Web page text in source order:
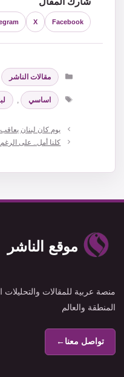
Facebook
X
التصنيفات
مقالات الناشر
الوسوم
اساسي ,
يوم كان لبنان
كلنا أمل.. على
موقع الناشر
منصة عربية للمقالات
المنطقة والعالم
تواصل معنا←